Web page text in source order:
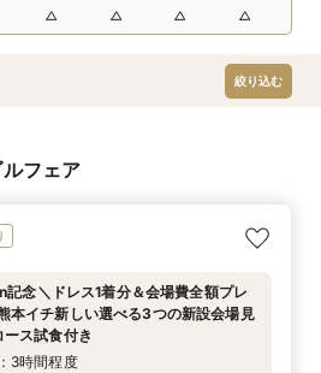
絞り込む
フェア
念＼ドレス1着分＆会場費全額プレ
本イチ新しい選べる3つの新設会場見
ス試食付き
3時間程度